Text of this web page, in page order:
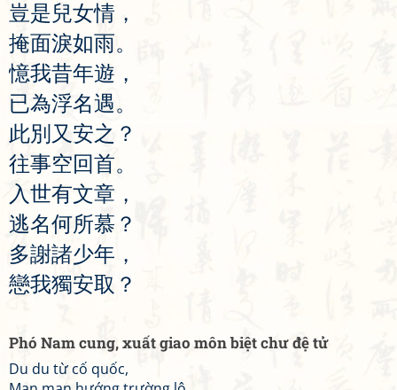
豈是兒女情 ，
掩面淚如雨。
憶我昔年遊 ，
已為浮名遇。
此別 又 安之 ？
往事空回首。
入世有文章 ，
逃名何所慕 ？
多謝諸少年 ，
戀我獨安取 ？
Phó Nam cung, xuất giao môn biệt chư đệ tử
Du du từ cố quốc,